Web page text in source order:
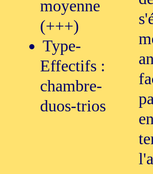
moyenne
(+++)
Type-
Effectifs :
chambre-
duos-trios